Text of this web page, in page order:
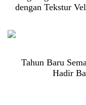
dengan Tekstur
Tahun Baru
Hadir